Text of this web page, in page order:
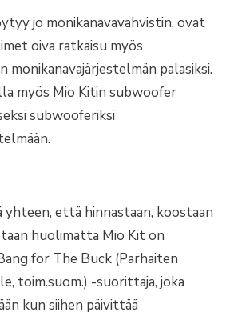
jo monikanavavahvistin, ovat
oiva ratkaisu myös
monikanavajärjestelmän palasiksi.
myös Mio Kitin subwoofer
subwooferiksi
yhteen, että hinnastaan, koostaan
huolimatta Mio Kit on
for The Buck (Parhaiten
toim.suom.) -suorittaja, joka
kun siihen päivittää